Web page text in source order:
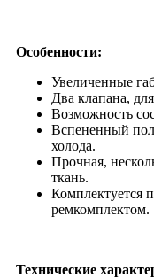
Особенности:
Увеличенные
Два клапана,
Возможность
Вспененный
холода.
Прочная,
ткань.
Комплектуется
ремкомплектом.
Технические